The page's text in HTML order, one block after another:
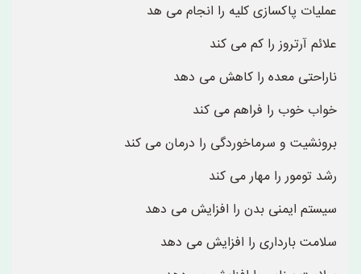
عملیات پاکسازی کلیه را انجام می هد
علائم آرتروز را کم می کند
ناراحتی معده را کاهش می دهد
خواب خوب را فراهم می کند
برونشیت و سرماخوردگی را درمان می کند
رشد تومور را مهار می کند
سیستم ایمنی بدن را افزایش می دهد
سلامت بارداری را افزایش می دهد